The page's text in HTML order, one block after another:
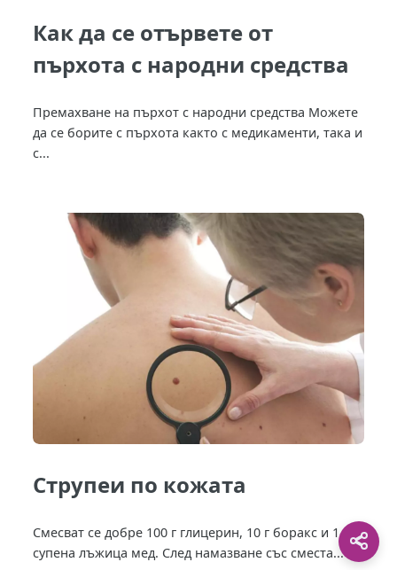
Как да се отървете от
пърхота с народни средства
Премахване на пърхот с народни средства Можете
да се борите с пърхота както с медикаменти, така и
с...
Струпеи по кожата
Смесват се добре 100 г глицерин, 10 г боракс и 1
супена лъжица мед. След намазване със сместа...